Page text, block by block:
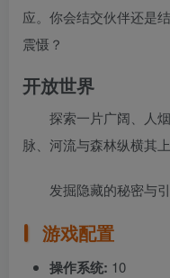
应。你会结交伙伴还是
震慑？
开放世界
探索一片广阔、人
脉、河流与森林纵横其上
发掘隐藏的秘密与
游戏配置
操作系统: 10